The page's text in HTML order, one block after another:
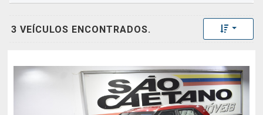
3 VEÍCULOS ENCONTRADOS. Toggle